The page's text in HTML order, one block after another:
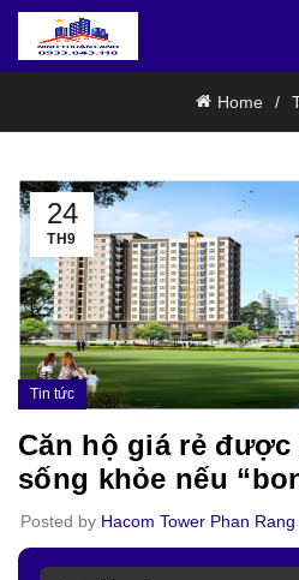
Home
24
TH9
Tin tức
Căn hộ giá rẻ
sống khỏe nếu
Posted by Hacom Tower Phan Rang